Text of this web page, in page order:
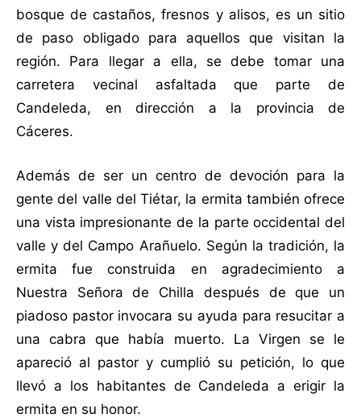
bosque de castaños, fresnos y alisos, es un sitio
de paso obligado para aquellos que visitan la
región. Para llegar a ella, se debe tomar una
carretera vecinal asfaltada que parte de
Candeleda, en dirección a la provincia de
Cáceres.
Además de ser un centro de devoción para la
gente del valle del Tiétar, la ermita también ofrece
una vista impresionante de la parte occidental del
valle y del Campo Arañuelo. Según la tradición, la
ermita fue construida en agradecimiento a
Nuestra Señora de Chilla después de que un
piadoso pastor invocara su ayuda para resucitar a
una cabra que había muerto. La Virgen se le
apareció al pastor y cumplió su petición, lo que
llevó a los habitantes de Candeleda a erigir la
ermita en su honor.